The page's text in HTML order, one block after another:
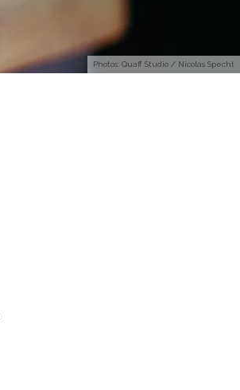
Photos: Quaff Studio / Nicolas Specht